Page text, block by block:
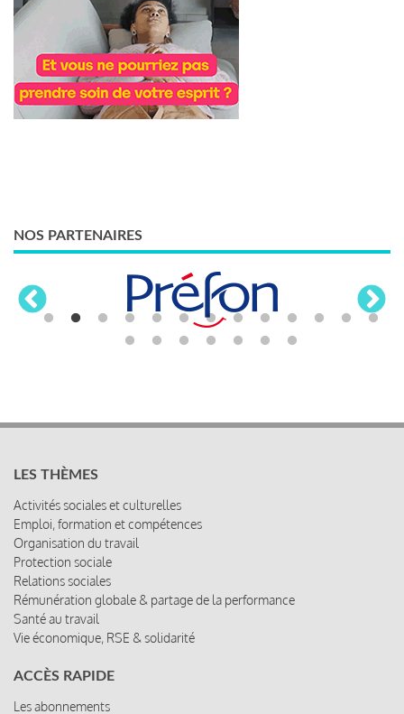
NOS PARTENAIRES
LES THÈMES
Activités sociales et culturelles
Emploi, formation et compétences
Organisation du travail
Protection sociale
Relations sociales
Rémunération globale & partage de la performance
Santé au travail
Vie économique, RSE & solidarité
ACCÈS RAPIDE
Les abonnements